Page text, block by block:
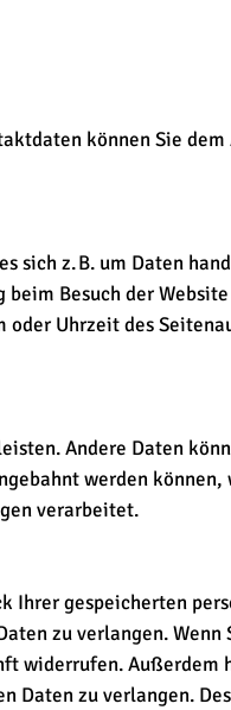
können Sie
sich z. B. um Daten
Besuch der
oder Uhrzeit des
Andere Daten
werden können,
verarbeitet.
Ihrer gespeicherten
zu verlangen.
widerrufen. Außerdem
Daten zu verlangen.